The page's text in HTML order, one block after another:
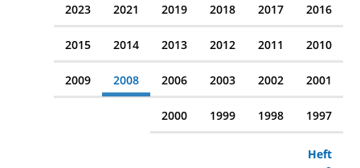
2023 2021 2019 2018 2017 2016
2015 2014 2013 2012 2011 2010
2009 2008 2006 2003 2002 2001
2000 1999 1998 1997
Heft